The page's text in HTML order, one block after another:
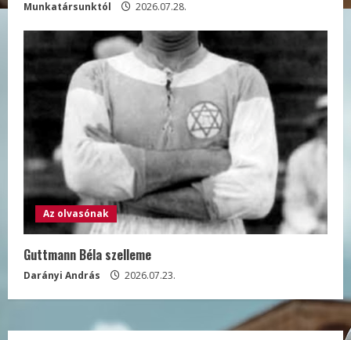
Munkatársunktól 2026.07.28.
Az olvasónak
Guttmann Béla szelleme
Darányi András 2026.07.23.